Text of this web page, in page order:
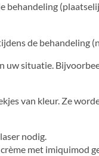
behandeling
de behandeling
uw situatie.
van kleur. Ze
nodig.
met imiquimod